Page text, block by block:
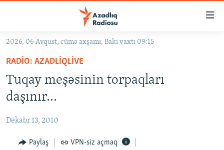
Əsas
qayıt
Əsas
naviqasiyaya
qayıt
Axtarışa
GÜNDƏM
KORRUPSIOMETR
#ƏSLINDƏ
FƏRQƏ BAX
QANUNI DOĞRU
2026, 06 Avqust, cümə axşamı, Bakı vaxtı 09:15
RADIO: AZADLIQLIVE
Tuqay meşəsinin torpaqları
daşınır...
Dekabr 13, 2010
Paylaş VPN-siz açmaq